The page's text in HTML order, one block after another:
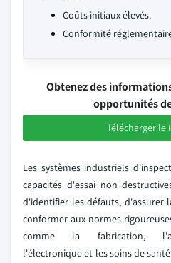
Coûts initiaux élevés.
Conformité
Obtenez des
opportunités
Télécharger le
Les systèmes industriels
capacités d'essai non
d'identifier les défauts,
conformer aux normes
comme la fabrication,
l'électronique et les soins de